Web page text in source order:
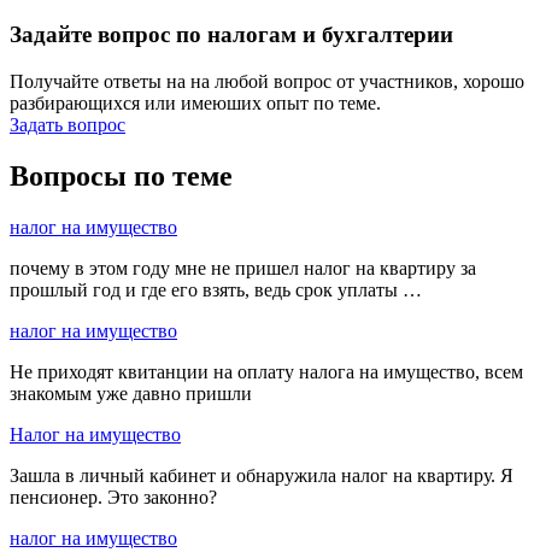
Задайте вопрос по налогам и бухгалтерии
Получайте ответы на на любой вопрос от участников, хорошо
разбирающихся или имеюших опыт по теме.
Задать вопрос
Вопросы по теме
налог на имущество
почему в этом году мне не пришел налог на квартиру за
прошлый год и где его взять, ведь срок уплаты …
налог на имущество
Не приходят квитанции на оплату налога на имущество, всем
знакомым уже давно пришли
Налог на имущество
Зашла в личный кабинет и обнаружила налог на квартиру. Я
пенсионер. Это законно?
налог на имущество